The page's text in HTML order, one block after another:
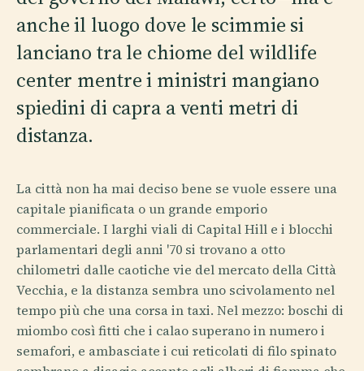
anche il luogo dove le scimmie si
lanciano tra le chiome del wildlife
center mentre i ministri mangiano
spiedini di capra a venti metri di
distanza.
La città non ha mai deciso bene se vuole essere una
capitale pianificata o un grande emporio
commerciale. I larghi viali di Capital Hill e i blocchi
parlamentari degli anni '70 si trovano a otto
chilometri dalle caotiche vie del mercato della Città
Vecchia, e la distanza sembra uno scivolamento nel
tempo più che una corsa in taxi. Nel mezzo: boschi di
miombo così fitti che i calao superano in numero i
semafori, e ambasciate i cui reticolati di filo spinato